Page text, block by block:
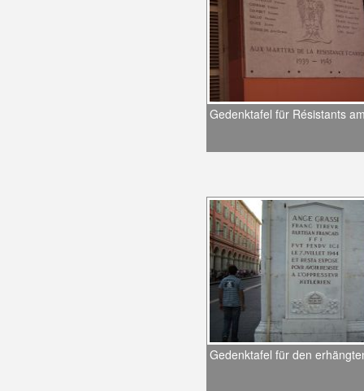
Gedenktafel für Résistants
Gedenktafel für den